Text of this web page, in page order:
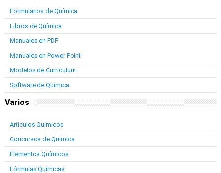
Formularios de Química
Libros de Química
Manuales en PDF
Manuales en Power Point
Modelos de Curriculum
Software de Química
Varios
Artículos Químicos
Concursos de Química
Elementos Químicos
Fórmulas Químicas